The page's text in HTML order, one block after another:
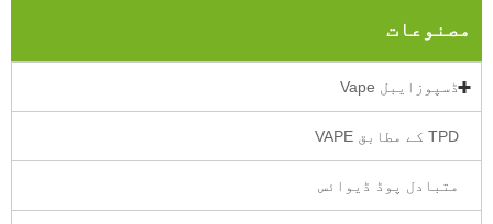
مصنوعات
ڈسپوزایبل Vape
TPD کے مطابق VAPE
متبادل پوڈ ڈیوائس